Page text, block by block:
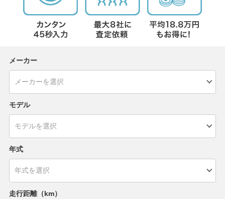
メーカー
モデル
年式
走行距離（km）